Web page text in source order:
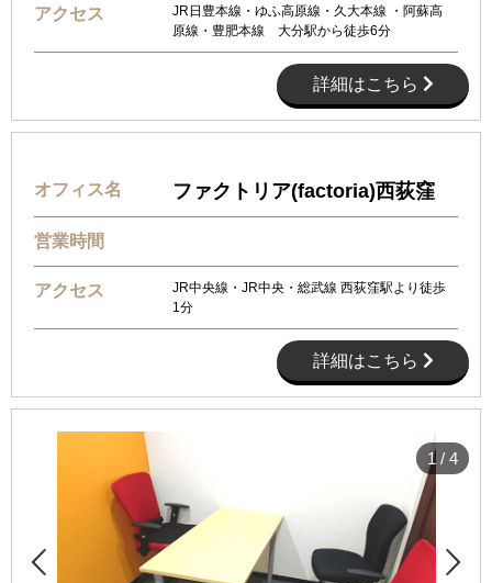
アクセス
JR日豊本線・ゆふ高原線・久大本線 ・阿蘇高
原線・豊肥本線 大分駅から徒歩6分
詳細はこちら
オフィス名 ファクトリア(factoria)西荻窪
営業時間
アクセス
JR中央線・JR中央・総武線 西荻窪駅より徒歩
1分
詳細はこちら
 
1 / 4